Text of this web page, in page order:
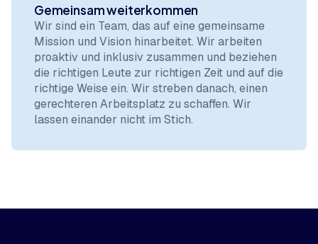
Gemeinsam weiterkommen
Wir sind ein Team, das auf eine gemeinsame
Mission und Vision hinarbeitet. Wir arbeiten
proaktiv und inklusiv zusammen und beziehen
die richtigen Leute zur richtigen Zeit und auf die
richtige Weise ein. Wir streben danach, einen
gerechteren Arbeitsplatz zu schaffen. Wir
lassen einander nicht im Stich.